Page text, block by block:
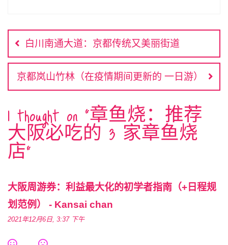
b
o
o
k
L
i
n
k
t
e
r
s
A
p
p
e
r
e
s
文
章
导
航
白川南通大道：京都传统又美丽街道
京都岚山竹林（在疫情期间更新的 一日游）
1 thought on “章鱼烧：推荐
大阪必吃的 3 家章鱼烧
店”
大阪周游券：利益最大化的初学者指南（+日程规
划范例） - Kansai chan
2021年12月6日, 3:37 下午